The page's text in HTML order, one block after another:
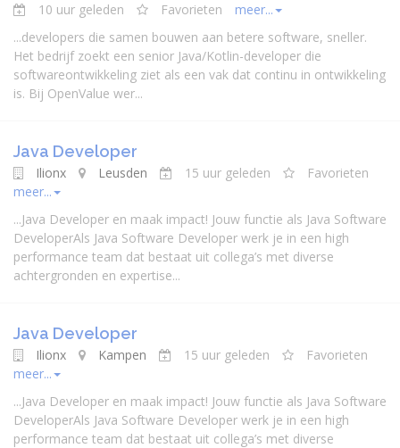
10 uur geleden
Favorieten
meer...
...developers die samen bouwen aan betere software, sneller.
Het bedrijf zoekt een senior Java/Kotlin-developer die
softwareontwikkeling ziet als een vak dat continu in ontwikkeling
is. Bij OpenValue wer...
Java Developer
Ilionx Leusden 15 uur geleden
Favorieten
meer...
...Java Developer en maak impact! Jouw functie als Java Software
DeveloperAls Java Software Developer werk je in een high
performance team dat bestaat uit collega’s met diverse
achtergronden en expertise...
Java Developer
Ilionx Kampen 15 uur geleden
Favorieten
meer...
...Java Developer en maak impact! Jouw functie als Java Software
DeveloperAls Java Software Developer werk je in een high
performance team dat bestaat uit collega’s met diverse